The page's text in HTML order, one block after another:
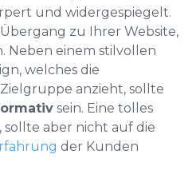
und widergespiegelt.
zu Ihrer Website,
Neben einem stilvollen
welches die
anzieht, sollte
sein. Eine tolles
sollte aber nicht auf die
der Kunden